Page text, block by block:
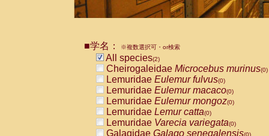
■学名： ※複数選択可・or検索
All species(2)
Cheirogaleidae Microcebus murinus(0)
Lemuridae Eulemur fulvus(0)
Lemuridae Eulemur macaco(0)
Lemuridae Eulemur mongoz(0)
Lemuridae Lemur catta(0)
Lemuridae Varecia variegata(0)
Galagidae Galago senegalensis(0)